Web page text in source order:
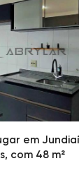
em
com 48 m²